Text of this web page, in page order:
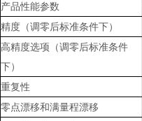
产品性能参数
精度（调零后标准条件下）
高精度选项（调零后标准条件
下）
重复性
零点漂移和满量程漂移